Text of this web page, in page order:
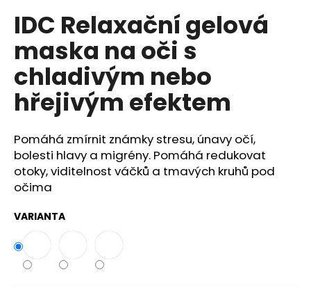
IDC Relaxační gelová
maska na oči s
chladivým nebo
hřejivým efektem
Pomáhá zmírnit známky stresu, únavy očí,
bolesti hlavy a migrény. Pomáhá redukovat
otoky, viditelnost váčků a tmavých kruhů pod
očima
VARIANTA
u
j
e
m
e
COLORLIFE
ŠAMPON
PRO
BARVENÉ
VLASY
S
LESKEM
409
Kč